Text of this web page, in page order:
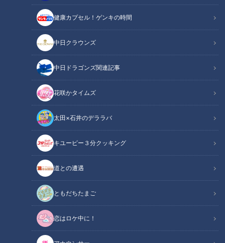
健康カプセル！ゲンキの時間
中日クラウンズ
中日ドラゴンズ関連記事
花咲かタイムズ
太田×石井のデララバ
キユーピー３分クッキング
道との遭遇
ともだちたまご
恋はロケ中に！
CBCテレビ『デララバ』
太田×石井のデララバ
デララバ
爆笑問題・太田光と石井亮次アナウンサーが、東海地方の定番
を深掘りするバラエティ『太田×石井のデララバ』！今回は、
「スガキヤ」「麺屋はなび」の新業態オープンまでの2か月間